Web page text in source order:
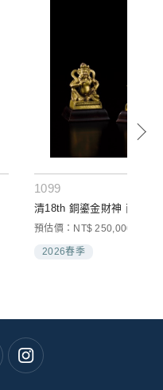
1099
清18th 銅鎏金財神 兩件一
預估價：NT$ 250,000-
2026春季